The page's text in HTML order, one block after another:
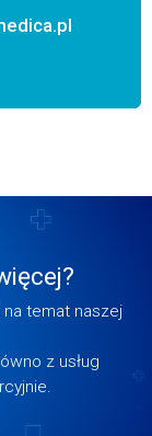
temat naszej
z usług